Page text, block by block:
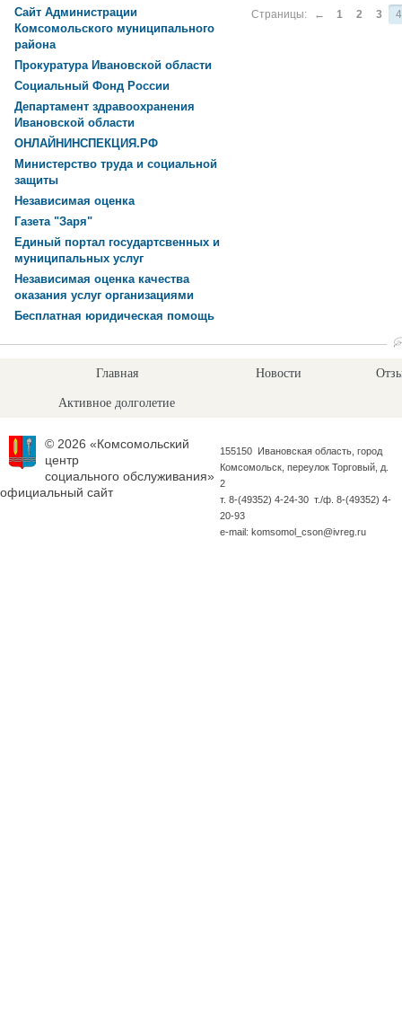
Страницы: ← 1 2 3 4
Сайт Администрации
Комсомольского муниципального
района
Прокуратура Ивановской области
Социальный Фонд России
Департамент здравоохранения
Ивановской области
ОНЛАЙНИНСПЕКЦИЯ.РФ
Министерство труда и социальной
защиты
Независимая оценка
Газета "Заря"
Единый портал государтсвенных и
муниципальных услуг
Независимая оценка качества
оказания услуг организациями
Бесплатная юридическая помощь
Главная Новости
Активное долголетие
© 2026 «Комсомольский
центр
социального обслуживания»
официальный сайт
155150 Ивановская область, город
Комсомольск, переулок Торговый, д.
2
т. 8-(49352) 4-24-30 т./ф. 8-(49352) 4-
20-93
e-mail: komsomol_cson@ivreg.ru